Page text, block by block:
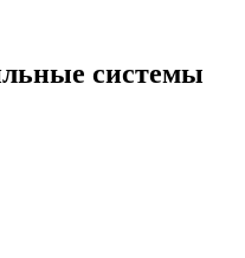
системы